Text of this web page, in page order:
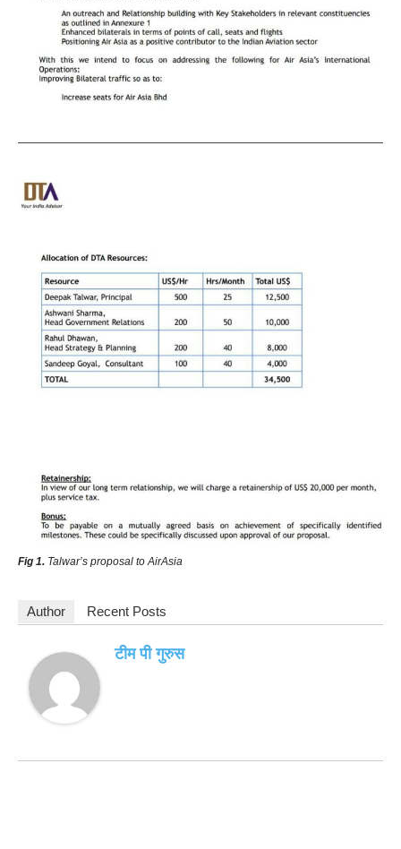
Fig 1. Talwar’s proposal to AirAsia
Author Recent Posts
टीम पी गुरुस